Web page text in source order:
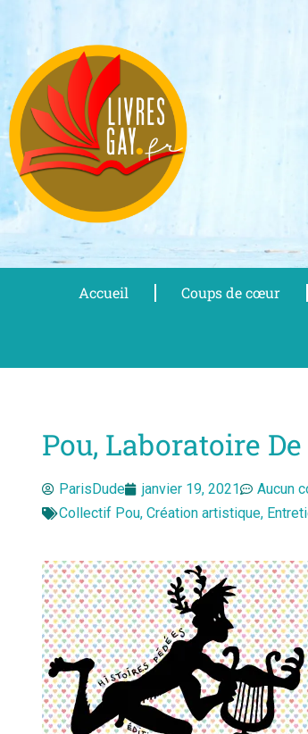
Aller
contenu
Accueil Coups de cœur
Pou, Laboratoire
ParisDude janvier 19, 2021 Aucun
Collectif Pou, Création artistique,